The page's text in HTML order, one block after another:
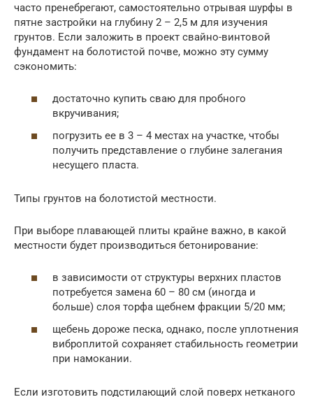
часто пренебрегают, самостоятельно отрывая шурфы в
пятне застройки на глубину 2 – 2,5 м для изучения
грунтов. Если заложить в проект свайно-винтовой
фундамент на болотистой почве, можно эту сумму
сэкономить:
достаточно купить сваю для пробного
вкручивания;
погрузить ее в 3 – 4 местах на участке, чтобы
получить представление о глубине залегания
несущего пласта.
Типы грунтов на болотистой местности.
При выборе плавающей плиты крайне важно, в какой
местности будет производиться бетонирование:
в зависимости от структуры верхних пластов
потребуется замена 60 – 80 см (иногда и
больше) слоя торфа щебнем фракции 5/20 мм;
щебень дороже песка, однако, после уплотнения
виброплитой сохраняет стабильность геометрии
при намокании.
Если изготовить подстилающий слой поверх нетканого